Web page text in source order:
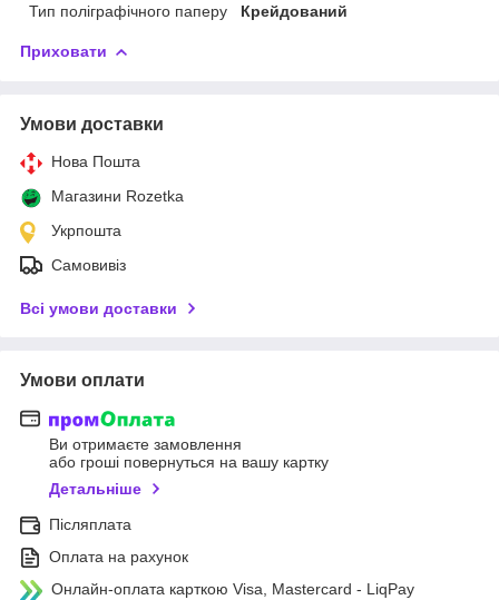
Тип поліграфічного паперу
Крейдований
Приховати
Умови доставки
Нова Пошта
Магазини Rozetka
Укрпошта
Самовивіз
Всі умови доставки
Умови оплати
Ви отримаєте замовлення
або гроші повернуться на вашу картку
Детальніше
Післяплата
Оплата на рахунок
Онлайн-оплата карткою Visa, Mastercard - LiqPay